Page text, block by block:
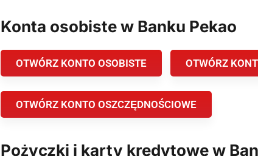
Konta osobiste w Banku Pekao
OTWÓRZ KONTO OSOBISTE OTWÓRZ
OTWÓRZ KONTO OSZCZĘDNOŚCIOWE
Pożyczki i karty kredytowe w